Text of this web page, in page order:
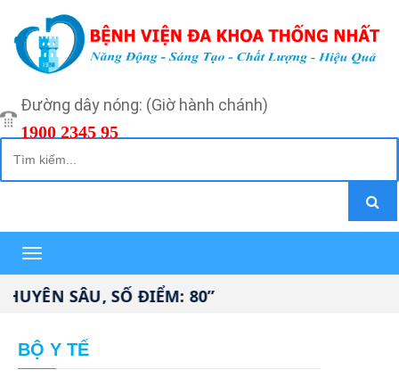
Đường dây nóng: (Giờ hành chánh)
1900 2345 95
Toggle
navigation
SÂU, SỐ ĐIỂM: 80”
BỘ Y TẾ